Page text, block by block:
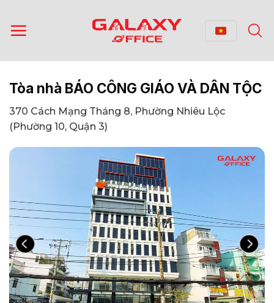
qua
nội
Tòa nhà BÁO CÔNG GIÁO VÀ DÂN TỘC
370 Cách Mạng Tháng 8, Phường Nhiêu Lộc
(Phường 10, Quận 3)